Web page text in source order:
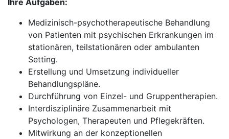
Ihre Aufgaben:
Medizinisch-psychotherapeutische Behandlung
von Patienten mit psychischen Erkrankungen im
stationären, teilstationären oder ambulanten
Setting.
Erstellung und Umsetzung individueller
Behandlungspläne.
Durchführung von Einzel- und Gruppentherapien.
Interdisziplinäre Zusammenarbeit mit
Psychologen, Therapeuten und Pflegekräften.
Mitwirkung an der konzeptionellen